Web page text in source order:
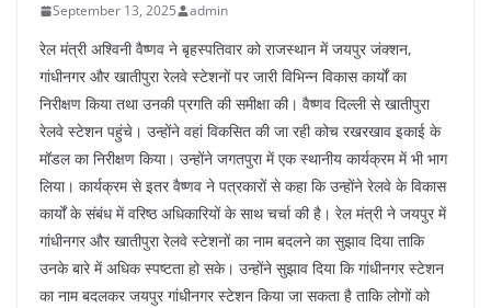
September 13, 2025 admin
रेल मंत्री अश्विनी वैष्णव ने बृहस्पतिवार को राजस्थान में जयपुर जंक्शन,
गांधीनगर और खातीपुरा रेलवे स्टेशनों पर जारी विभिन्न विकास कार्यों का
निरीक्षण किया तथा उनकी प्रगति की समीक्षा की। वैष्णव दिल्ली से खातीपुरा
रेलवे स्टेशन पहुंचे। उन्होंने वहां विकसित की जा रही कोच रखरखाव इकाई के
मॉडल का निरीक्षण किया। उन्होंने जगतपुरा में एक स्थानीय कार्यक्रम में भी भाग
लिया। कार्यक्रम से इतर वैष्णव ने पत्रकारों से कहा कि उन्होंने रेलवे के विकास
कार्यों के संबंध में वरिष्ठ अधिकारियों के साथ चर्चा की है। रेल मंत्री ने जयपुर में
गांधीनगर और खातीपुरा रेलवे स्टेशनों का नाम बदलने का सुझाव दिया ताकि
उनके बारे में अधिक स्पष्टता हो सके। उन्होंने सुझाव दिया कि गांधीनगर स्टेशन
का नाम बदलकर जयपुर गांधीनगर स्टेशन किया जा सकता है ताकि लोगों को